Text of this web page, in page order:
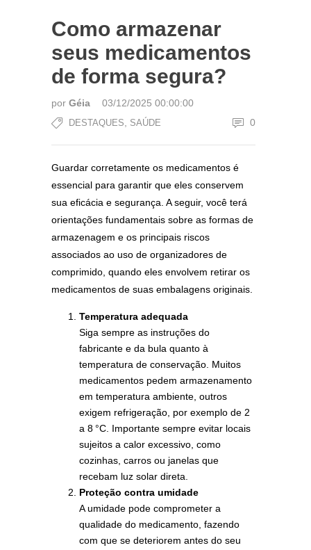
Como armazenar
seus medicamentos
de forma segura?
por Géia 03/12/2025 00:00:00
DESTAQUES SAÚDE 0
Guardar corretamente os medicamentos é
essencial para garantir que eles conservem
sua eficácia e segurança. A seguir, você terá
orientações fundamentais sobre as formas de
armazenagem e os principais riscos
associados ao uso de organizadores de
comprimido, quando eles envolvem retirar os
medicamentos de suas embalagens originais.
Temperatura adequada
Siga sempre as instruções do
fabricante e da bula quanto à
temperatura de conservação. Muitos
medicamentos pedem armazenamento
em temperatura ambiente, outros
exigem refrigeração, por exemplo de 2
a 8 °C. Importante sempre evitar locais
sujeitos a calor excessivo, como
cozinhas, carros ou janelas que
recebam luz solar direta.
Proteção contra umidade
A umidade pode comprometer a
qualidade do medicamento, fazendo
com que se deteriorem antes do seu